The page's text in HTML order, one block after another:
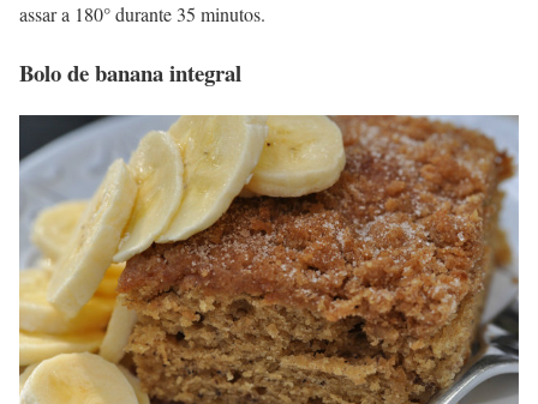
assar a 180° durante 35 minutos.
Bolo de banana integral